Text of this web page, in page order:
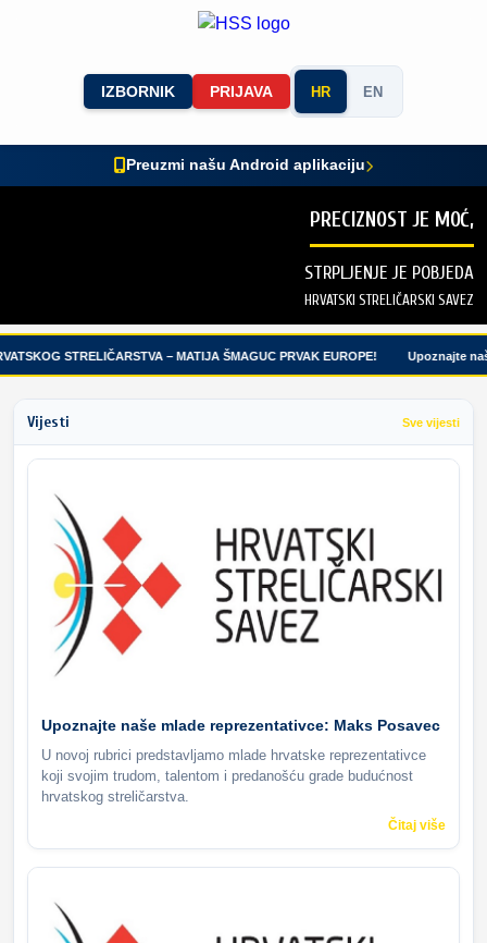
IZBORNIK PRIJAVA HR EN
Preuzmi našu Android aplikaciju
PRECIZNOST JE MOĆ,
STRPLJENJE JE POBJEDA
HRVATSKI STRELIČARSKI SAVEZ
STRELIČARSTVA – MATIJA ŠMAGUC PRVAK EUROPE! Upoznajte
Vijesti Sve vijesti
Upoznajte naše mlade reprezentativce: Maks Posavec
U novoj rubrici predstavljamo mlade hrvatske reprezentativce
koji svojim trudom, talentom i predanošću grade budućnost
hrvatskog streličarstva.
Čitaj više